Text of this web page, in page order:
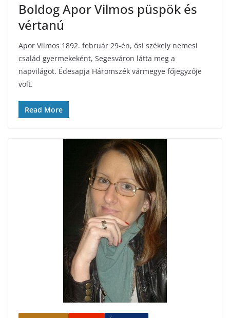
Boldog Apor Vilmos püspök és
vértanú
Apor Vilmos 1892. február 29-én, ősi székely nemesi
család gyermekeként, Segesváron látta meg a
napvilágot. Édesapja Háromszék vármegye főjegyzője
volt.
Read More